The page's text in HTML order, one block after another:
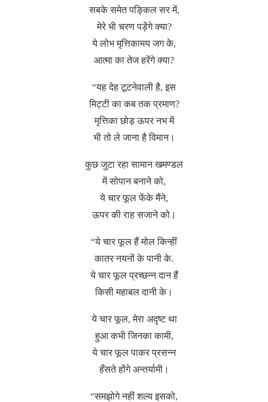
सबके समेत पङ्किल सर में,
मेरे भी चरण पड़ेंगे क्या?
ये लोभ मृत्तिकामय जग के,
आत्मा का तेज हरेंगे क्या?
“यह देह टूटनेवाली है, इस
मिट्टी का कब तक प्रमाण?
मृत्तिका छोड़ ऊपर नभ में
भी तो ले जाना है विमान।
कुछ जुटा रहा सामान खमण्डल
में सोपान बनाने को,
ये चार फूल फेंके मैंने,
ऊपर की राह सजाने को।
“ये चार फूल हैं मोल किन्हीं
कातर नयनों के पानी के.
ये चार फूल प्रच्छन्न दान हैं
किसी महाबल दानी के।
ये चार फूल, मेरा अदृष्ट था
हुआ कभी जिनका कामी,
ये चार फूल पाकर प्रसन्न
हँसते होंगे अन्तर्यामी।
“समझोगे नहीं शल्य इसको,